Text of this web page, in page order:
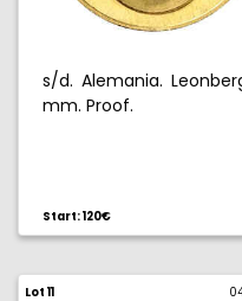
s/d. Alemania.
mm. Proof.
Start: 120€
Lot 11